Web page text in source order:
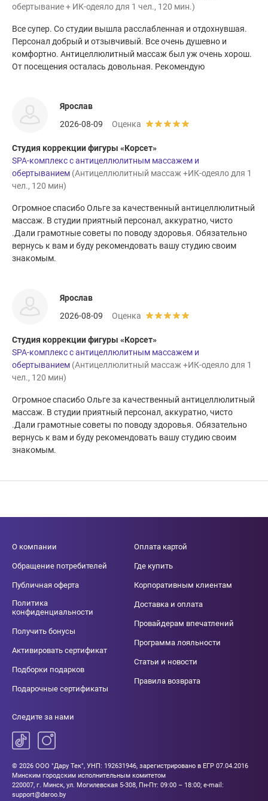
обертывание + ИК-одеяло для 1 чел., 120 мин.)
Все супер. Со студии вышла расслабленная и отдохнувшая.
Персонал добрый и отзывчивый. Все очень душевно и
комфортно. Антицеллюлитный массаж был уж очень хорош.
От посещения осталась довольная. Рекомендую
Ярослав
2026-08-09
Оценка
Студия коррекции фигуры «Корсет»
SPA-комплекс с антицеллюлитным массажем и
обертыванием (Антицеллюлитный массаж +ИК-одеяло для 1
чел., 120 мин)
Огромное спасибо Ольге за качественный антицеллюлитный
массаж. В студии приятный персонал, аккуратно, чисто
.Дали грамотные советы по поводу здоровья. Обязательно
вернусь к вам и буду рекомендовать вашу студию своим
знакомым.
Ярослав
2026-08-09
Оценка
Студия коррекции фигуры «Корсет»
SPA-комплекс с антицеллюлитным массажем и
обертыванием (Антицеллюлитный массаж +ИК-одеяло для 1
чел., 120 мин)
Огромное спасибо Ольге за качественный антицеллюлитный
массаж. В студии приятный персонал, аккуратно, чисто
.Дали грамотные советы по поводу здоровья. Обязательно
вернусь к вам и буду рекомендовать вашу студию своим
знакомым.
О компании
Обращение потребителей
Публичная оферта
Политика
конфиденциальности
Получить бонусы
Активировать сертификат
Подборки подарков
Подарочные сертификаты
Оплата картой
Где купить
Корпоративным клиентам
Доставка и оплата
Провайдерам впечатлений
Программа лояльности
Статьи и новости
Правила возврата
Следите за нами
© 2026 ООО "Дару Тек", УНП: 192631946, зарегистрировано в ЕГР 07.04.2016
Минским городским исполнительным комитетом
220007, г. Минск, ул. Могилевская 5-308, Пн-Пт: 09:00 – 18:00; e-mail:
support@daroo.by